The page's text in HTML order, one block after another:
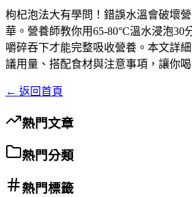
枸杞泡法大有學問！錯誤水溫會破壞
華。營養師教你用65-80°C溫水浸泡30
嚼碎吞下才能完整吸收營養。本文詳
議用量、搭配食材與注意事項，讓你
← 返回首頁
熱門文章
熱門分類
熱門標籤